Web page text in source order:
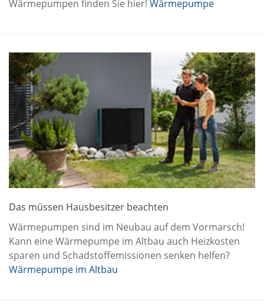
Wärmepumpen finden Sie hier! Wärmepumpe
Das müssen Hausbesitzer beachten
Wärmepumpen sind im Neubau auf dem Vormarsch!
Kann eine Wärmepumpe im Altbau auch Heizkosten
sparen und Schadstoffemissionen senken helfen?
Wärmepumpe im Altbau